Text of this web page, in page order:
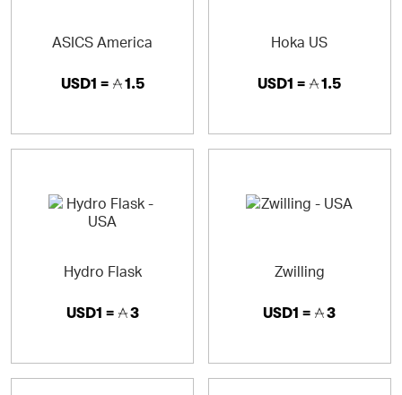
ASICS America
USD1 = 1.5
Hoka US
USD1 = 1.5
Hydro Flask
USD1 = 3
Zwilling
USD1 = 3